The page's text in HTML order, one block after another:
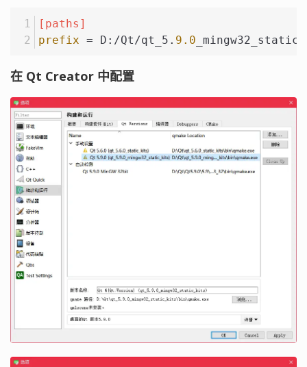
[paths]
prefix = D:/Qt/qt_5. 9.0
在 Qt Creator 中配置